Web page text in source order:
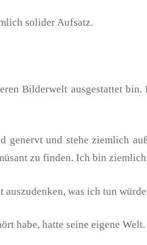
solider Aufsatz.
Bilderwelt ausgestattet
und stehe ziemlich
zu finden. Ich bin
was ich tun
habe, hatte seine eigene Welt.